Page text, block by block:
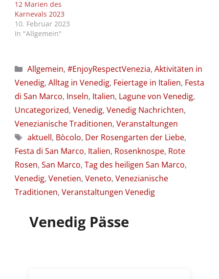
12 Marien des
Karnevals 2023
10. Februar 2023
In "Allgemein"
Kategorien
Allgemein, #EnjoyRespectVenezia, Aktivitäten in
Venedig, Alltag in Venedig, Feiertage in Italien, Festa
di San Marco, Inseln, Italien, Lagune von Venedig,
Uncategorized, Venedig, Venedig Nachrichten,
Venezianische Traditionen, Veranstaltungen
Schlagwörter
aktuell, Bòcolo, Der Rosengarten der Liebe,
Festa di San Marco, Italien, Rosenknospe, Rote
Rosen, San Marco, Tag des heiligen San Marco,
Venedig, Venetien, Veneto, Venezianische
Traditionen, Veranstaltungen Venedig
Venedig Pässe